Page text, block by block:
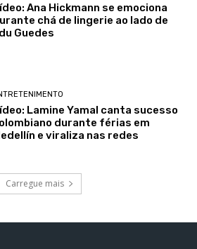
Ana Hickmann se emociona
chá de lingerie ao lado de
Guedes
Lamine Yamal canta sucesso
durante férias em
e viraliza nas redes
Carregue mais